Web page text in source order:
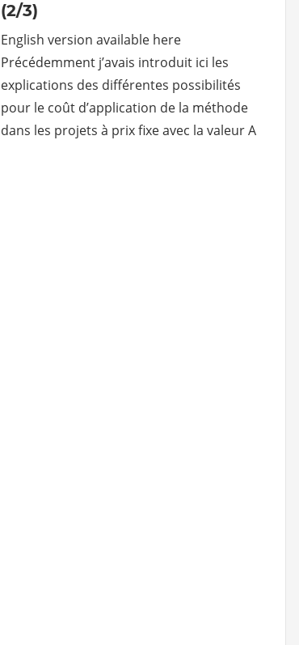
(2/3)
English version available here
Précédemment j’avais introduit ici les
explications des différentes possibilités
pour le coût d’application de la méthode
dans les projets à prix fixe avec la valeur A